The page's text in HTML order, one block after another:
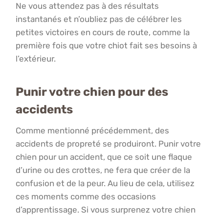
Ne vous attendez pas à des résultats
instantanés et n’oubliez pas de célébrer les
petites victoires en cours de route, comme la
première fois que votre chiot fait ses besoins à
l’extérieur.
Punir votre chien pour des
accidents
Comme mentionné précédemment, des
accidents de propreté se produiront. Punir votre
chien pour un accident, que ce soit une flaque
d’urine ou des crottes, ne fera que créer de la
confusion et de la peur. Au lieu de cela, utilisez
ces moments comme des occasions
d’apprentissage. Si vous surprenez votre chien